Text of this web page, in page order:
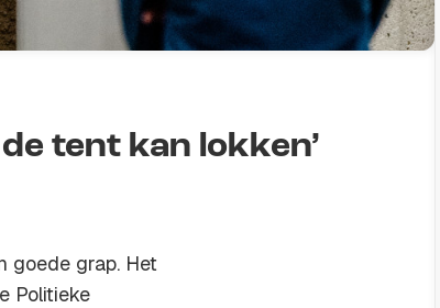
tent kan lokken’
goede grap. Het
Politieke